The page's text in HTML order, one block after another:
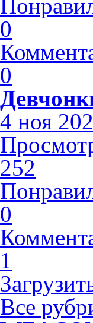
0
0
4 ноя
252
0
1
Все